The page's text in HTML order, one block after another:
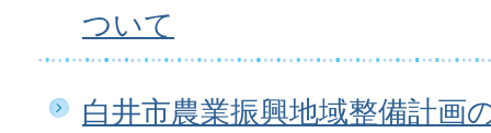
ついて
白井市農業振興地域整備計画